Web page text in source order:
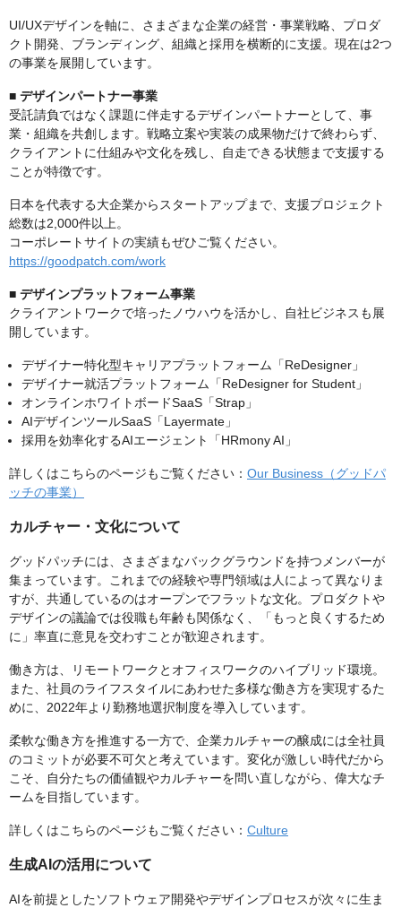
UI/UXデザインを軸に、さまざまな企業の経営・事業戦略、プロダ
クト開発、ブランディング、組織と採用を横断的に支援。現在は2つ
の事業を展開しています。
■ デザインパートナー事業
受託請負ではなく課題に伴走するデザインパートナーとして、事
業・組織を共創します。戦略立案や実装の成果物だけで終わらず、
クライアントに仕組みや文化を残し、自走できる状態まで支援する
ことが特徴です。
日本を代表する大企業からスタートアップまで、支援プロジェクト
総数は2,000件以上。
コーポレートサイトの実績もぜひご覧ください。
https://goodpatch.com/work
■ デザインプラットフォーム事業
クライアントワークで培ったノウハウを活かし、自社ビジネスも展
開しています。
デザイナー特化型キャリアプラットフォーム「ReDesigner」
デザイナー就活プラットフォーム「ReDesigner for Student」
オンラインホワイトボードSaaS「Strap」
AIデザインツールSaaS「Layermate」
採用を効率化するAIエージェント「HRmony AI」
詳しくはこちらのページもご覧ください： Our Business（グッドパ
ッチの事業）
カルチャー・文化について
グッドパッチには、さまざまなバックグラウンドを持つメンバーが
集まっています。これまでの経験や専門領域は人によって異なりま
すが、共通しているのはオープンでフラットな文化。プロダクトや
デザインの議論では役職も年齢も関係なく、「もっと良くするため
に」率直に意見を交わすことが歓迎されます。
働き方は、リモートワークとオフィスワークのハイブリッド環境。
また、社員のライフスタイルにあわせた多様な働き方を実現するた
めに、2022年より勤務地選択制度を導入しています。
柔軟な働き方を推進する一方で、企業カルチャーの醸成には全社員
のコミットが必要不可欠と考えています。変化が激しい時代だから
こそ、自分たちの価値観やカルチャーを問い直しながら、偉大なチ
ームを目指しています。
詳しくはこちらのページもご覧ください： Culture
生成AIの活用について
AIを前提としたソフトウェア開発やデザインプロセスが次々に生ま